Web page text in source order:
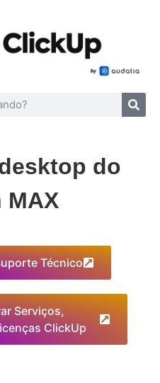
do
MAX
Técnico
Serviços,
ClickUp